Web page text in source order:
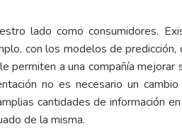
lado como consumidores.
con los modelos de
permiten a una compañía
no es necesario un
cantidades de información
de la misma.